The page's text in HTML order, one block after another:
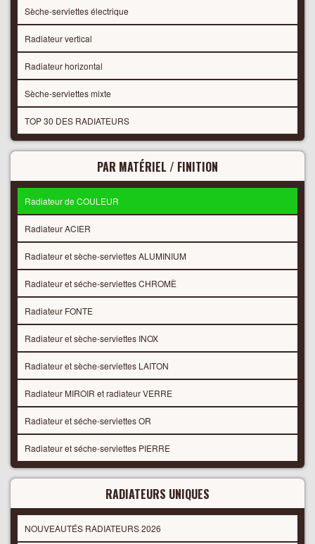
Sèche-serviettes électrique
Radiateur vertical
Radiateur horizontal
Sèche-serviettes mixte
TOP 30 DES RADIATEURS
PAR MATÉRIEL / FINITION
Radiateur de COULEUR
Radiateur ACIER
Radiateur et sèche-serviettes ALUMINIUM
Radiateur et séche-serviettes CHROMÈ
Radiateur FONTE
Radiateur et sèche-serviettes INOX
Radiateur et sèche-serviettes LAITON
Radiateur MIROIR et radiateur VERRE
Radiateur et séche-serviettes OR
Radiateur et séche-serviettes PIERRE
RADIATEURS UNIQUES
NOUVEAUTÉS RADIATEURS 2026